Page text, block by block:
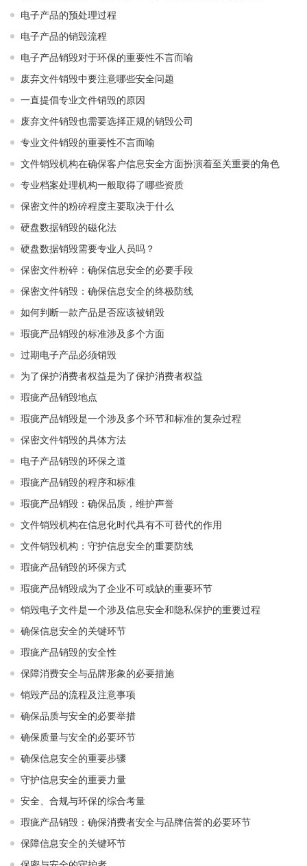
电子产品的预处理过程
电子产品的销毁流程
电子产品销毁对于环保的重要性不言而喻
废弃文件销毁中要注意哪些安全问题
一直提倡专业文件销毁的原因
废弃文件销毁也需要选择正规的销毁公司
专业文件销毁的重要性不言而喻
文件销毁机构在确保客户信息安全方面扮演着至关重要的角色
专业档案处理机构一般取得了哪些资质
保密文件的粉碎程度主要取决于什么
硬盘数据销毁的磁化法
硬盘数据销毁需要专业人员吗？
保密文件粉碎：确保信息安全的必要手段
保密文件销毁：确保信息安全的终极防线
如何判断一款产品是否应该被销毁
瑕疵产品销毁的标准涉及多个方面
过期电子产品必须销毁
为了保护消费者权益是为了保护消费者权益
瑕疵产品销毁地点
瑕疵产品销毁是一个涉及多个环节和标准的复杂过程
保密文件销毁的具体方法
电子产品销毁的环保之道
瑕疵产品销毁的程序和标准
瑕疵产品销毁：确保品质，维护声誉
文件销毁机构在信息化时代具有不可替代的作用
文件销毁机构：守护信息安全的重要防线
瑕疵产品销毁的环保方式
瑕疵产品销毁成为了企业不可或缺的重要环节
销毁电子文件是一个涉及信息安全和隐私保护的重要过程
确保信息安全的关键环节
瑕疵产品销毁的安全性
保障消费安全与品牌形象的必要措施
销毁产品的流程及注意事项
确保品质与安全的必要举措
确保质量与安全的必要环节
确保信息安全的重要步骤
守护信息安全的重要力量
安全、合规与环保的综合考量
瑕疵产品销毁：确保消费者安全与品牌信誉的必要环节
保障信息安全的关键环节